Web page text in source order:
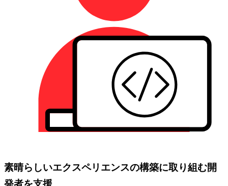
素晴らしいエクスペリエンスの構築に取り組む開